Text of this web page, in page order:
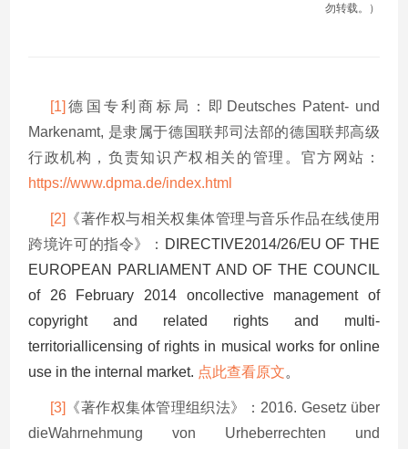
勿转载。）
[1] 德国专利商标局：即Deutsches Patent- und
Markenamt, 是隶属于德国联邦司法部的德国联邦高级
行政机构，负责知识产权相关的管理。官方网站：
https://www.dpma.de/index.html
[2]
《著作权与相关权集体管理与音乐作品在线使用
跨境许可的指令》： DIRECTIVE2014/26/EU OF THE
EUROPEAN PARLIAMENT AND OF THE COUNCIL
of 26 February 2014 oncollective management of
copyright and related rights and multi-
territoriallicensing of rights in musical works for online
use in the internal market. 点此查看原文。
[3]
《著作权集体管理组织法》：2016. Gesetz über
dieWahrnehmung von Urheberrechten und